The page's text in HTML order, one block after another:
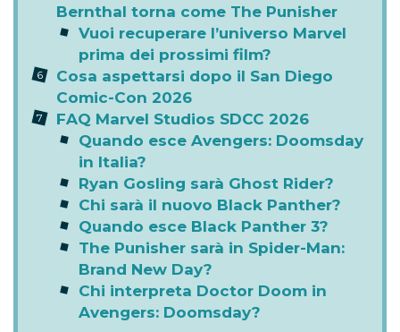
Bernthal torna come The Punisher
Vuoi recuperare l’universo Marvel
prima dei prossimi film?
Cosa aspettarsi dopo il San Diego
Comic-Con 2026
FAQ Marvel Studios SDCC 2026
Quando esce Avengers: Doomsday
in Italia?
Ryan Gosling sarà Ghost Rider?
Chi sarà il nuovo Black Panther?
Quando esce Black Panther 3?
The Punisher sarà in Spider-Man:
Brand New Day?
Chi interpreta Doctor Doom in
Avengers: Doomsday?